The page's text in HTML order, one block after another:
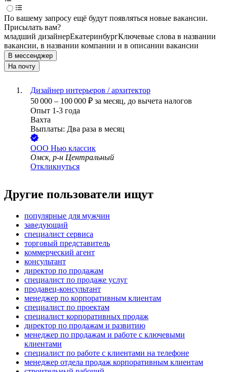
По вашему запросу ещё будут появляться новые вакансии.
Присылать вам?
младший дизайнерЕкатеринбургКлючевые слова в названии
вакансии, в названии компании и в описании вакансии
В мессенджер
На почту
Дизайнер интерьеров / архитектор
50 000 – 100 000 ₽ за месяц, до вычета налогов
Опыт 1-3 года
Вахта
Выплаты: Два раза в месяц
ООО Нью классик
Омск, р-н Центральный
Откликнуться
Другие пользователи ищут
популярные для мужчин
заведующий
специалист сервиса
торговый представитель
коммерческий агент
консультант
директор по продажам
специалист по продаже услуг
продавец-консультант
менеджер по корпоративным клиентам
специалист по проектам
специалист корпоративных продаж
директор по продажам и развитию
менеджер по продажам и работе с ключевыми
клиентами
специалист по работе с клиентами на телефоне
менеджер отдела продаж корпоративным клиентам